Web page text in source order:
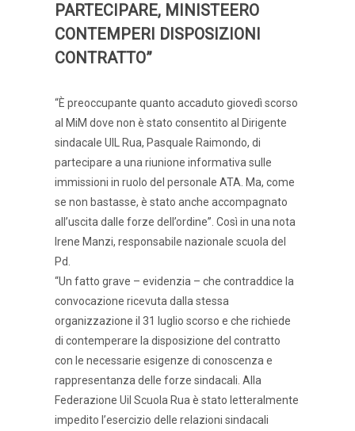
PARTECIPARE, MINISTEERO
CONTEMPERI DISPOSIZIONI
CONTRATTO”
“È preoccupante quanto accaduto giovedì scorso
al MiM dove non è stato consentito al Dirigente
sindacale UIL Rua, Pasquale Raimondo, di
partecipare a una riunione informativa sulle
immissioni in ruolo del personale ATA. Ma, come
se non bastasse, è stato anche accompagnato
all’uscita dalle forze dell’ordine”. Così in una nota
Irene Manzi, responsabile nazionale scuola del
Pd.
“Un fatto grave – evidenzia – che contraddice la
convocazione ricevuta dalla stessa
organizzazione il 31 luglio scorso e che richiede
di contemperare la disposizione del contratto
con le necessarie esigenze di conoscenza e
rappresentanza delle forze sindacali. Alla
Federazione Uil Scuola Rua è stato letteralmente
impedito l’esercizio delle relazioni sindacali